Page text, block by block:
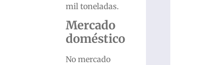
mil toneladas.
Mercado
doméstico
No mercado